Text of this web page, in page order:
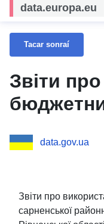
data.europa.eu
Tacar sonraí
Звіти
data.gov.ua
Звіти про
сарненської